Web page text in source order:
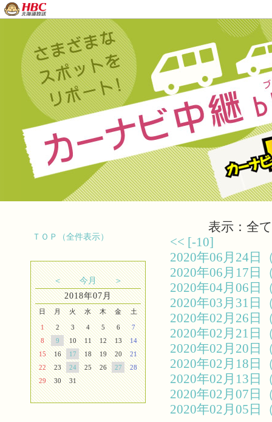
ＴＯＰ（全件表示）
＜ 今月
＞
2018年07月
日 月 火 水 木 金 土
1 2 3 4 5 6
7
8
9 10 11 12 13
14
15
16 17 18 19 20
21
22
23 24 25 26 27
28
29
30 31
表示：全て
<< [-10]
2020年06月24
2020年06月17
2020年04月06
2020年03月31
2020年02月26
2020年02月21
2020年02月20
2020年02月18
2020年02月13
2020年02月07
2020年02月05